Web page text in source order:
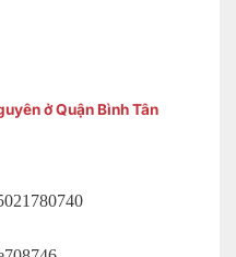
ở Quận Bình Tân